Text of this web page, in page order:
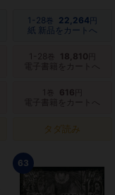
1-28巻 22,264 円
紙 新品をカートへ
1-28 巻 18,810
電子書籍をカートへ
1 巻 616
電子書籍をカートへ
タダ読み
63